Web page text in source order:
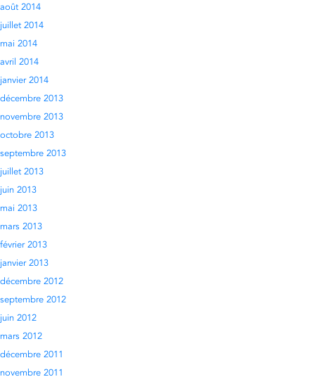
août 2014
juillet 2014
mai 2014
avril 2014
janvier 2014
décembre 2013
novembre 2013
octobre 2013
septembre 2013
juillet 2013
juin 2013
mai 2013
mars 2013
février 2013
janvier 2013
décembre 2012
septembre 2012
juin 2012
mars 2012
décembre 2011
novembre 2011